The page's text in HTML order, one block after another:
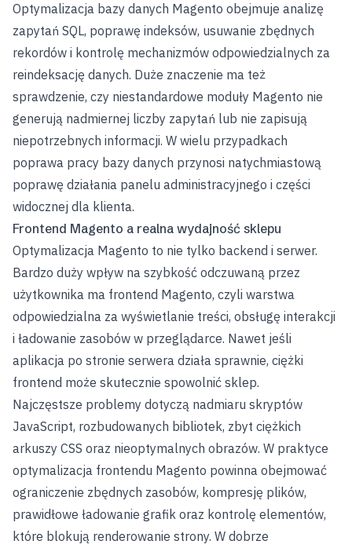
Optymalizacja bazy danych Magento obejmuje analizę
zapytań SQL, poprawę indeksów, usuwanie zbędnych
rekordów i kontrolę mechanizmów odpowiedzialnych za
reindeksację danych. Duże znaczenie ma też
sprawdzenie, czy niestandardowe moduły Magento nie
generują nadmiernej liczby zapytań lub nie zapisują
niepotrzebnych informacji. W wielu przypadkach
poprawa pracy bazy danych przynosi natychmiastową
poprawę działania panelu administracyjnego i części
widocznej dla klienta.
Frontend Magento a realna wydajność sklepu
Optymalizacja Magento to nie tylko backend i serwer.
Bardzo duży wpływ na szybkość odczuwaną przez
użytkownika ma frontend Magento, czyli warstwa
odpowiedzialna za wyświetlanie treści, obsługę interakcji
i ładowanie zasobów w przeglądarce. Nawet jeśli
aplikacja po stronie serwera działa sprawnie, ciężki
frontend może skutecznie spowolnić sklep.
Najczęstsze problemy dotyczą nadmiaru skryptów
JavaScript, rozbudowanych bibliotek, zbyt ciężkich
arkuszy CSS oraz nieoptymalnych obrazów. W praktyce
optymalizacja frontendu Magento powinna obejmować
ograniczenie zbędnych zasobów, kompresję plików,
prawidłowe ładowanie grafik oraz kontrolę elementów,
które blokują renderowanie strony. W dobrze